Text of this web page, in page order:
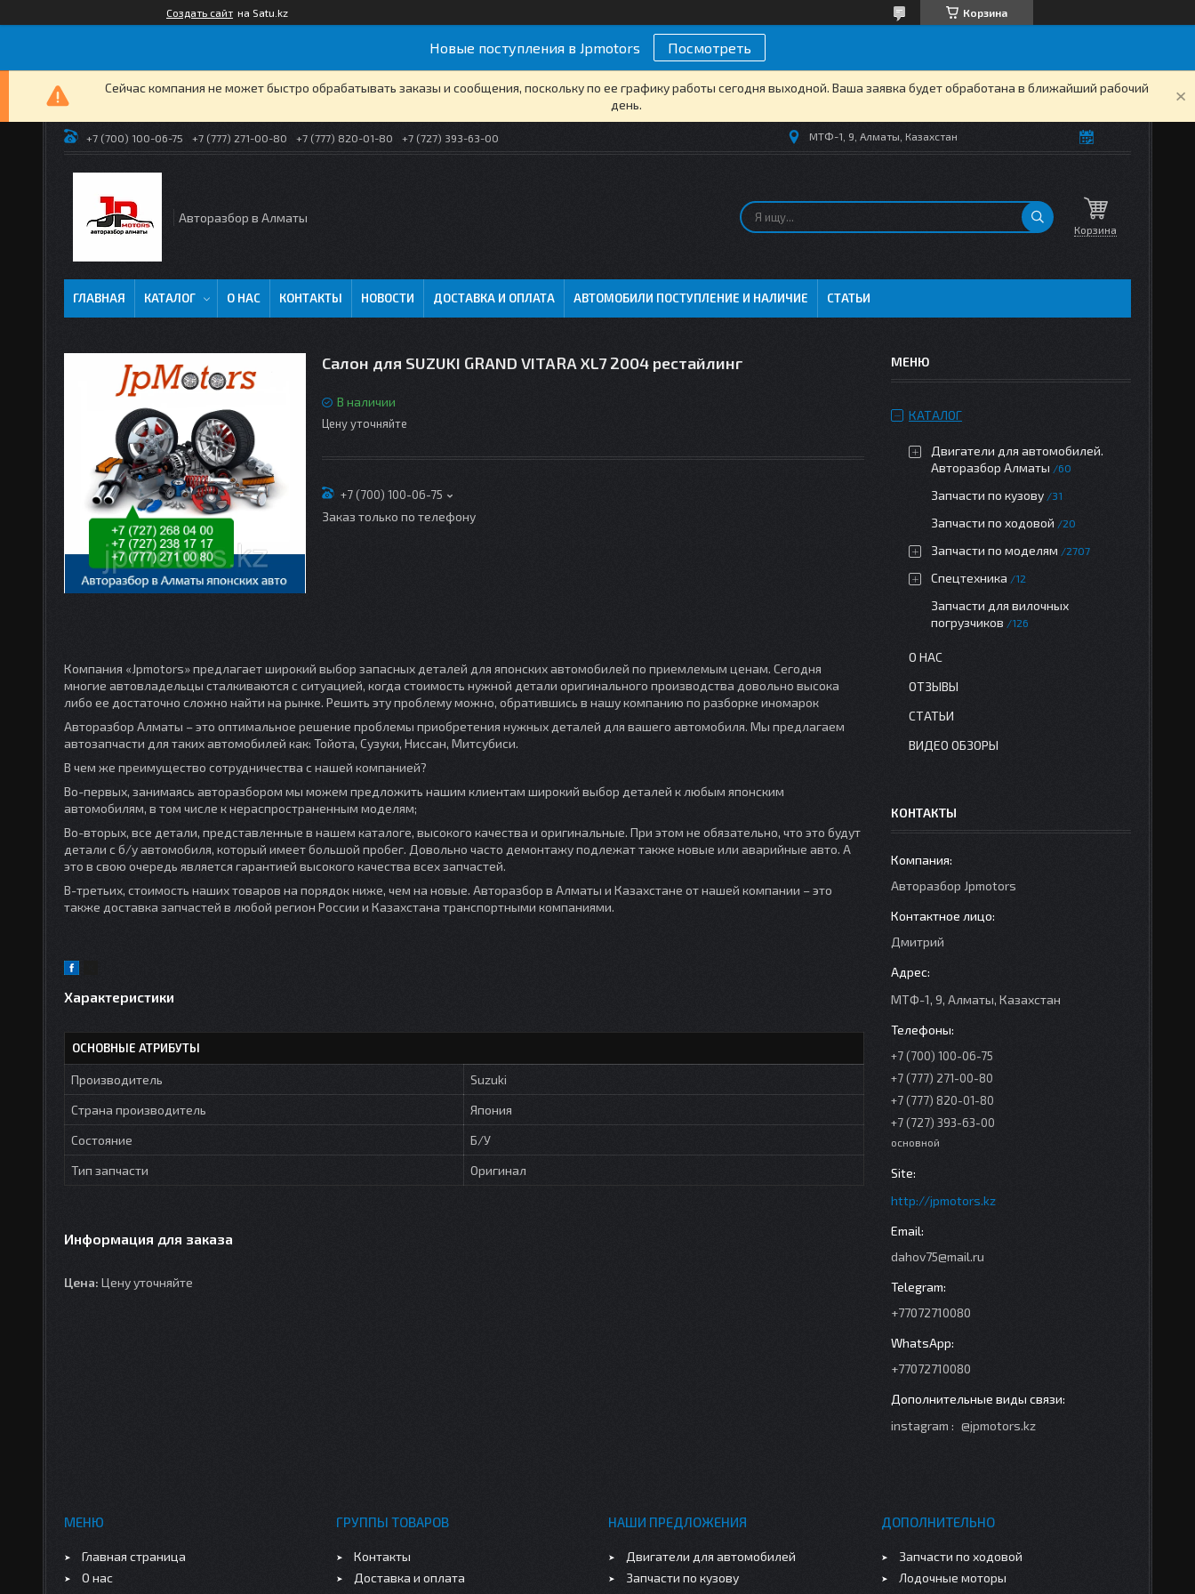
Создать сайт на Satu.kz Корзина
Новые поступления в Jpmotors Посмотреть
Сейчас компания не может быстро обрабатывать заказы и сообщения, поскольку по ее графику работы сегодня выходной. Ваша заявка будет обработана в ближайший рабочий
день.
+7 (700) 100-06-75 +7 (777) 271-00-80 +7 (777) 820-01-80 +7 (727) 393-63-00 МТФ-1, 9, Алматы, Казахстан
Авторазбор в Алматы
Корзина
ГЛАВНАЯ КАТАЛОГ О НАС КОНТАКТЫ НОВОСТИ ДОСТАВКА И ОПЛАТА АВТОМОБИЛИ ПОСТУПЛЕНИЕ И НАЛИЧИЕ СТАТЬИ
Салон для SUZUKI GRAND VITARA XL7 2004 рестайлинг
В наличии
Цену уточняйте
+7 (700) 100-06-75
Заказ только по телефону
Компания «Jpmotors» предлагает широкий выбор запасных деталей для японских автомобилей по приемлемым ценам. Сегодня
многие автовладельцы сталкиваются с ситуацией, когда стоимость нужной детали оригинального производства довольно высока
либо ее достаточно сложно найти на рынке. Решить эту проблему можно, обратившись в нашу компанию по разборке иномарок
Авторазбор Алматы – это оптимальное решение проблемы приобретения нужных деталей для вашего автомобиля. Мы предлагаем
автозапчасти для таких автомобилей как: Тойота, Сузуки, Ниссан, Митсубиси.
В чем же преимущество сотрудничества с нашей компанией?
Во-первых, занимаясь авторазбором мы можем предложить нашим клиентам широкий выбор деталей к любым японским
автомобилям, в том числе к нераспространенным моделям;
Во-вторых, все детали, представленные в нашем каталоге, высокого качества и оригинальные. При этом не обязательно, что это будут
детали с б/у автомобиля, который имеет большой пробег. Довольно часто демонтажу подлежат также новые или аварийные авто. А
это в свою очередь является гарантией высокого качества всех запчастей.
В-третьих, стоимость наших товаров на порядок ниже, чем на новые. Авторазбор в Алматы и Казахстане от нашей компании – это
также доставка запчастей в любой регион России и Казахстана транспортными компаниями.
Характеристики
ОСНОВНЫЕ АТРИБУТЫ
Производитель
Suzuki
Страна производитель
Япония
Состояние
Б/У
Тип запчасти
Оригинал
Информация для заказа
Цена: Цену уточняйте
КАТАЛОГ
Двигатели для автомобилей.
Авторазбор Алматы
60
Запчасти по кузову 31
Запчасти по ходовой 20
Запчасти по моделям 2707
Спецтехника 12
Запчасти для вилочных
погрузчиков
126
О НАС
ОТЗЫВЫ
СТАТЬИ
ВИДЕО ОБЗОРЫ
КОНТАКТЫ
Авторазбор Jpmotors
Дмитрий
МТФ-1, 9, Алматы, Казахстан
+7 (700) 100-06-75
+7 (777) 271-00-80
+7 (777) 820-01-80
+7 (727) 393-63-00
основной
http://jpmotors.kz
dahov75@mail.ru
+77072710080
+77072710080
instagram @jpmotors.kz
МЕНЮ
Главная страница
О нас
ГРУППЫ ТОВАРОВ
Контакты
Доставка и оплата
НАШИ ПРЕДЛОЖЕНИЯ
Двигатели для автомобилей
Запчасти по кузову
ДОПОЛНИТЕЛЬНО
Запчасти по ходовой
Лодочные моторы